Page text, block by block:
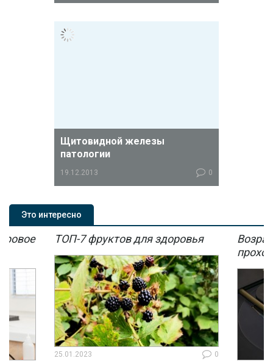
секреции, которая расположена на
передней поверхности шеи, вперед
Щитовидной железы
патологии
19.12.2013 0
может быть вызван самыми
различными факторами.
Это интересно
0
Возраст и фертильность: где
проходит «опасная граница»?